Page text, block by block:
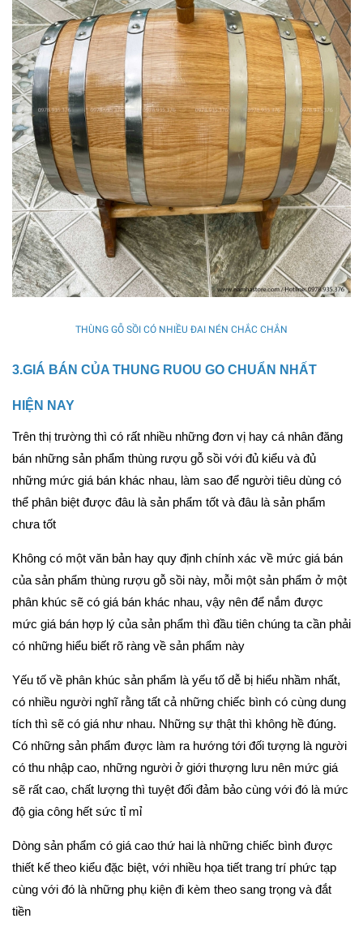
THÙNG GỖ SỒI CÓ NHIỀU ĐAI NÉN CHẮC CHẮN
3.GIÁ BÁN CỦA THUNG RUOU GO CHUẨN NHẤT
HIỆN NAY
Trên thị trường thì có rất nhiều những đơn vị hay cá nhân đăng
bán những sản phẩm thùng rượu gỗ sồi với đủ kiểu và đủ
những mức giá bán khác nhau, làm sao để người tiêu dùng có
thể phân biệt được đâu là sản phẩm tốt và đâu là sản phẩm
chưa tốt
Không có một văn bản hay quy định chính xác về mức giá bán
của sản phẩm thùng rượu gỗ sồi này, mỗi một sản phẩm ở một
phân khúc sẽ có giá bán khác nhau, vậy nên để nắm được
mức giá bán hợp lý của sản phẩm thì đầu tiên chúng ta cần phải
có những hiểu biết rõ ràng về sản phẩm này
Yếu tố về phân khúc sản phẩm là yếu tố dễ bị hiểu nhầm nhất,
có nhiều người nghĩ rằng tất cả những chiếc bình có cùng dung
tích thì sẽ có giá như nhau. Những sự thật thì không hề đúng.
Có những sản phẩm được làm ra hướng tới đối tượng là người
có thu nhập cao, những người ở giới thượng lưu nên mức giá
sẽ rất cao, chất lượng thì tuyệt đối đảm bảo cùng với đó là mức
độ gia công hết sức tỉ mỉ
Dòng sản phẩm có giá cao thứ hai là những chiếc bình được
thiết kế theo kiểu đặc biệt, với nhiều họa tiết trang trí phức tạp
cùng với đó là những phụ kiện đi kèm theo sang trọng và đắt
tiền